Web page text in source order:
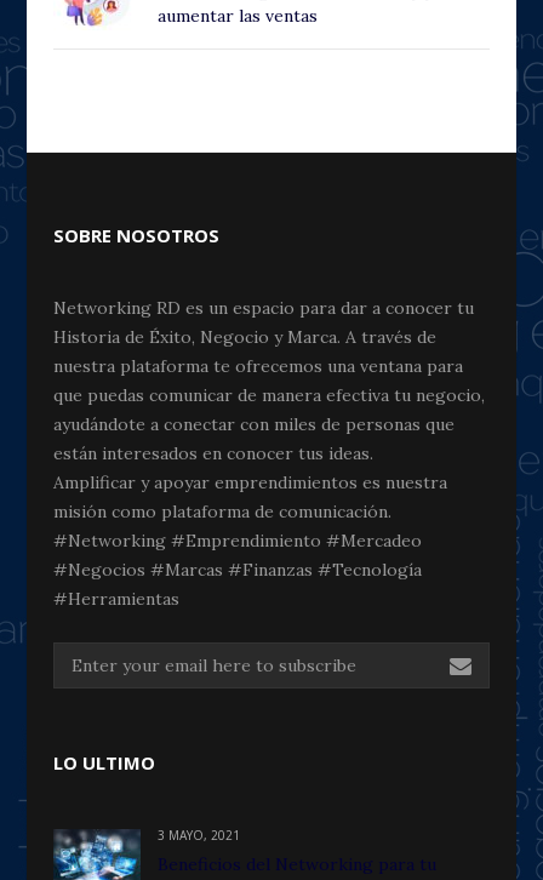
aumentar las ventas
SOBRE NOSOTROS
Networking RD es un espacio para dar a conocer tu
Historia de Éxito, Negocio y Marca. A través de
nuestra plataforma te ofrecemos una ventana para
que puedas comunicar de manera efectiva tu negocio,
ayudándote a conectar con miles de personas que
están interesados en conocer tus ideas.
Amplificar y apoyar emprendimientos es nuestra
misión como plataforma de comunicación.
#Networking #Emprendimiento #Mercadeo
#Negocios #Marcas #Finanzas #Tecnología
#Herramientas
LO ULTIMO
3 MAYO, 2021
Beneficios del Networking para tu